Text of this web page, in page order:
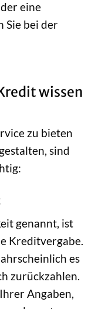
eine
Sie bei der
wissen
zu bieten
sind
genannt, ist
Kreditvergabe.
es
zurückzahlen.
Angaben,